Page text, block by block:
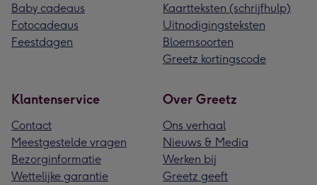
Baby cadeaus
Fotocadeaus
Feestdagen
Kaartteksten (schrijfhulp)
Uitnodigingsteksten
Bloemsoorten
Greetz kortingscode
Klantenservice
Contact
Meestgestelde vragen
Bezorginformatie
Wettelijke garantie
Over Greetz
Ons verhaal
Nieuws & Media
Werken bij
Greetz geeft